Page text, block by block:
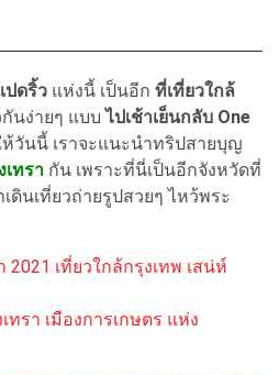
ปดริ้ว แห่งนี้ เป็นอีก ที่เที่ยวใกล้
นง่ายๆ แบบไปเช้าเย็นกลับ One
ห้วันนี้ เราจะแนะนำทริปสายบุญ
เทรา กัน เพราะที่นี่เป็นอีกจังหวัดที่
ดินเที่ยวถ่ายรูปสวยๆ ไหว้พระ
2021 เที่ยวใกล้กรุงเทพ เสน่ห์
ทรา เมืองการเกษตร แห่ง